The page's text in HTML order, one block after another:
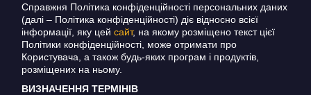
БУДІВНИЦТВО
ПОРТФОЛІО
ВАРТІСТЬ
Справжня Політика конфіденційності персональних даних
(далі – Політика конфіденційності) діє відносно всієї
інформації, яку цей сайт, на якому розміщено текст цієї
Політики конфіденційності, може отримати про
Користувача, а також будь-яких програм і продуктів,
розміщених на ньому.
ВИЗНАЧЕННЯ ТЕРМІНІВ